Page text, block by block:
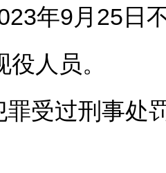
年9月25日不
人员。
过刑事处罚